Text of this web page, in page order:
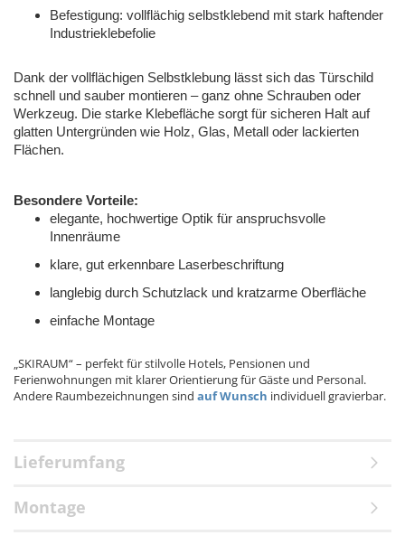
Befestigung: vollflächig selbstklebend mit stark haftender
Industrieklebefolie
Dank der vollflächigen Selbstklebung lässt sich das Türschild
schnell und sauber montieren – ganz ohne Schrauben oder
Werkzeug. Die starke Klebefläche sorgt für sicheren Halt auf
glatten Untergründen wie Holz, Glas, Metall oder lackierten
Flächen.
Besondere Vorteile:
elegante, hochwertige Optik für anspruchsvolle
Innenräume
klare, gut erkennbare Laserbeschriftung
langlebig durch Schutzlack und kratzarme Oberfläche
einfache Montage
„SKIRAUM“ – perfekt für stilvolle Hotels, Pensionen und
Ferienwohnungen mit klarer Orientierung für Gäste und Personal.
Andere Raumbezeichnungen sind auf Wunsch individuell gravierbar.
Lieferumfang
Montage